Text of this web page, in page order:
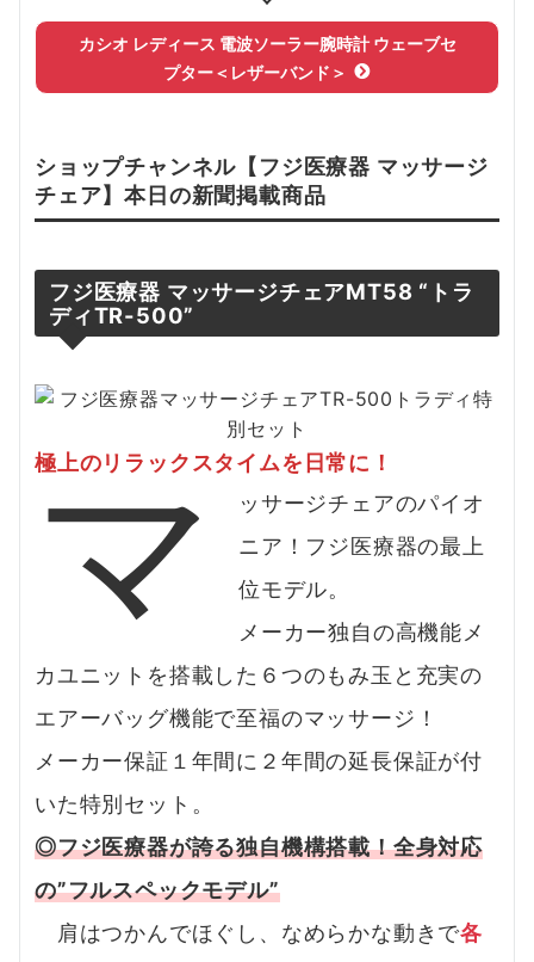
カシオ レディース 電波ソーラー腕時計 ウェーブセ
プター＜レザーバンド＞
ショップチャンネル【フジ医療器 マッサージ
チェア】本日の新聞掲載商品
フジ医療器 マッサージチェアMT58 “トラ
ディTR-500”
極上のリラックスタイムを日常に！
マ
ッサージチェアのパイオ
ニア！フジ医療器の最上
位モデル。
メーカー独自の高機能メ
カユニットを搭載した６つのもみ玉と充実の
エアーバッグ機能で至福のマッサージ！
メーカー保証１年間に２年間の延長保証が付
いた特別セット。
◎フジ医療器が誇る独自機構搭載！全身対応
の”フルスペックモデル”
肩はつかんでほぐし、なめらかな動きで各